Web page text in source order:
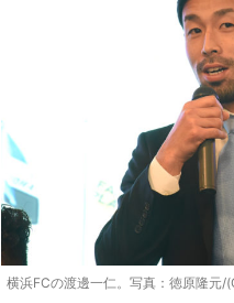
横浜FCの渡邊一仁。写真：徳原隆元